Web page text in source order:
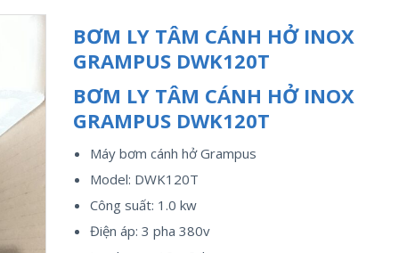
BƠM LY TÂM CÁNH HỞ INOX
GRAMPUS DWK120T
BƠM LY TÂM CÁNH HỞ INOX
GRAMPUS DWK120T
Máy bơm cánh hở Grampus
Model: DWK120T
Công suất: 1.0 kw
Điện áp: 3 pha 380v